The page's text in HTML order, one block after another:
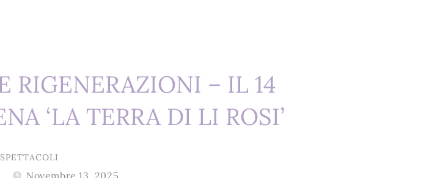
RIGENERAZIONI – IL 14
‘LA TERRA DI LI ROSI’
SPETTACOLI
Novembre 13, 2025